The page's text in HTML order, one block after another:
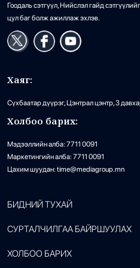
Гоодаль сэтгүүл, Нийслэл гайд
цул баг болж ажиллаж эхлэв.
Хаяг:
Сүхбаатар дүүрэг, Цэнтрал цэнтр, 3
Холбоо барих:
Мэдээллийн алба: 7711 0091
Маркетингийн алба: 7711 0091
Цахим шуудан: time@mediagroup.mn
БИДНИЙ ТУХАЙ
СУРТАЛЧИЛГАА БАЙРШУУЛАХ
ХОЛБОО БАРИХ